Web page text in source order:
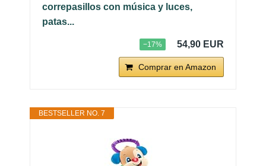
correpasillos con música y luces,
patas...
−17% 54,90 EUR
Comprar en Amazon
BESTSELLER NO. 7